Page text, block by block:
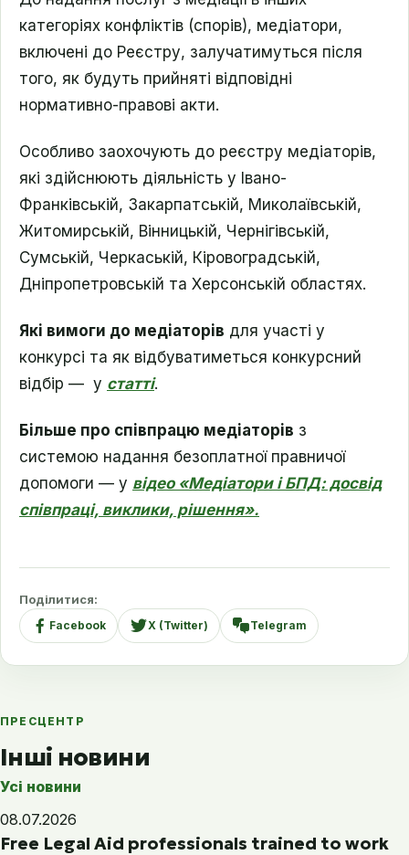
категоріях конфліктів (спорів), медіатори,
включені до Реєстру, залучатимуться після
того, як будуть прийняті відповідні
нормативно-правові акти.
Особливо заохочують до реєстру медіаторів,
які здійснюють діяльність у Івано-
Франківській, Закарпатській, Миколаївській,
Житомирській, Вінницькій, Чернігівській,
Сумській, Черкаській, Кіровоградській,
Дніпропетровській та Херсонській областях.
Які вимоги до медіаторів для участі у
конкурсі та як відбуватиметься конкурсний
відбір — у статті.
Більше про співпрацю медіаторів з
системою надання безоплатної правничої
допомоги — у відео «Медіатори і БПД: досвід
співпраці, виклики, рішення».
Поділитися:
Facebook X (Twitter) Telegram
ПРЕСЦЕНТР
Інші новини
Усі новини
08.07.2026
Free Legal Aid professionals trained to work